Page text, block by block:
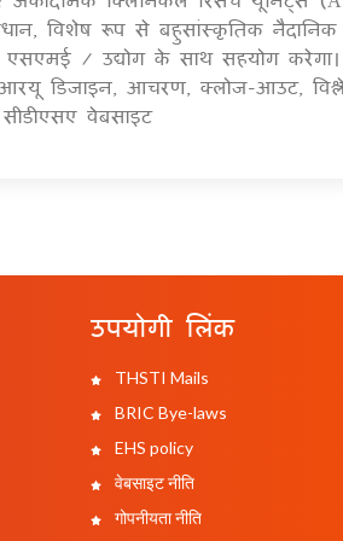
विशेष रूप से बहुसांस्कृतिक नैदानिक
/ उद्योग के साथ सहयोग
डिजाइन, आचरण, क्लोज-आउट,
वेबसाइट
उपयोगी लिंक
THSTI Mails
BRIC Bye-laws
EHS policy
वेबसाइट नीति
गोपनीयता नीति